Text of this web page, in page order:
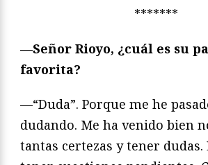
*******
—Señor Rioyo, ¿cuál es su
favorita?
—“Duda”. Porque me he
dudando. Me ha venido bien
tantas certezas y tener dudas.